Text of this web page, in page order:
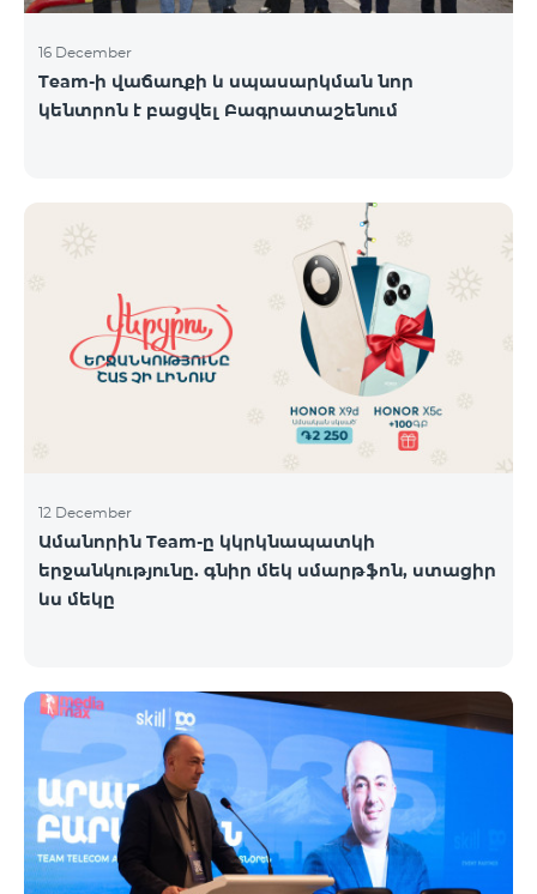
16 December
Team-ի վաճառքի և սպասարկման նոր
կենտրոն է բացվել Բագրատաշենում
12 December
Ամանորին Team-ը կկրկնապատկի
երջանկությունը. գնիր մեկ սմարթֆոն, ստացիր
ևս մեկը